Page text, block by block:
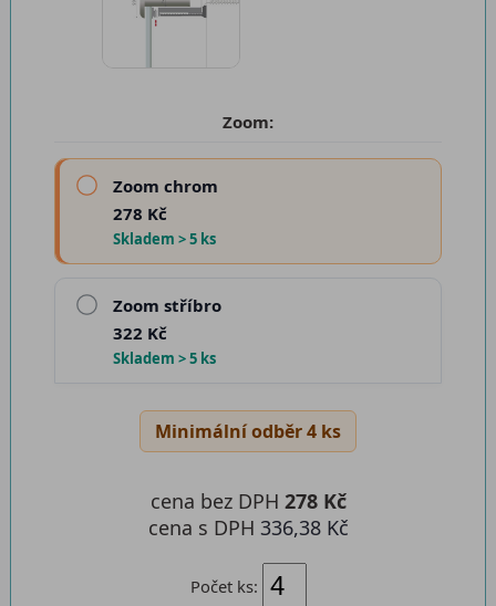
Zoom:
Zoom chrom
278 Kč
Skladem > 5 ks
Zoom stříbro
322 Kč
Skladem > 5 ks
Minimální odběr 4 ks
Počet ks:
cena bez DPH 278 Kč
cena s DPH 336,38 Kč